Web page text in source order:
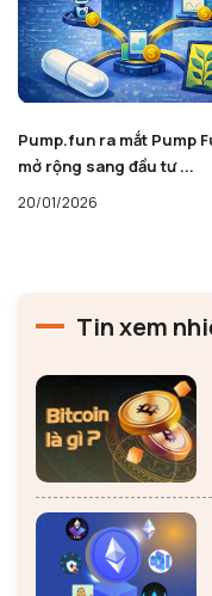
Pump.fun ra mắt Pump
mở rộng sang đầu tư ...
20/01/2026
Tin xem